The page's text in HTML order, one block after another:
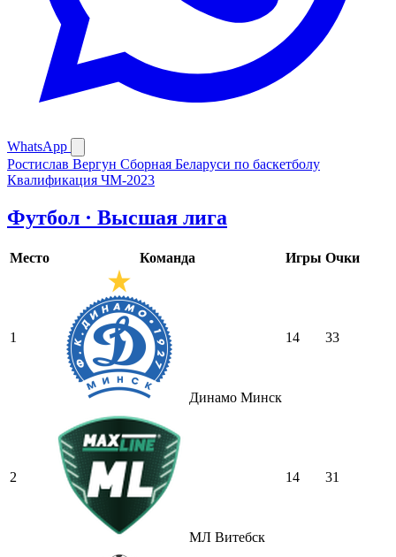
WhatsApp
Ростислав Вергун Сборная Беларуси по баскетболу
Квалификация ЧМ-2023
Футбол · Высшая лига
Место Команда Игры Очки
1
Динамо Минск
14 33
2
МЛ Витебск
14 31